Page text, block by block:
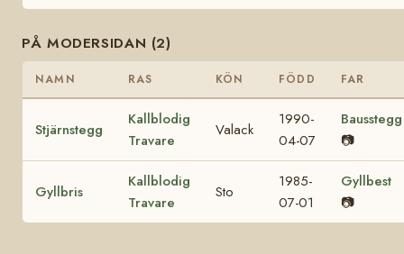
PÅ MODERSIDAN (2)
NAMN RAS KÖN FÖDD FAR
Stjärnstegg
Kallblodig
Travare
Valack
1990-
04-07
Bausstegg
📷
Gyllbris
Kallblodig
Travare
Sto
1985-
07-01
Gyllbest
📷